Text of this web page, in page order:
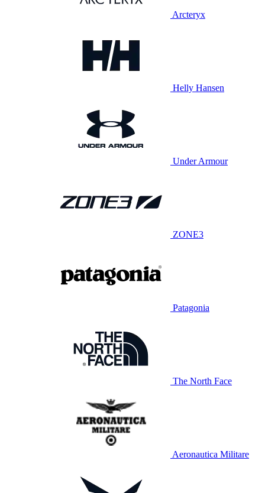
Arcteryx
Helly Hansen
Under Armour
ZONE3
Patagonia
The North Face
Aeronautica Militare